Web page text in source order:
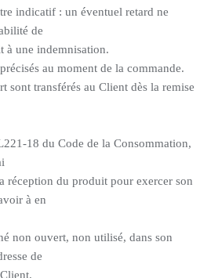
indicatif : un éventuel retard ne
de
à une indemnisation.
au moment de la commande.
sont transférés au Client dès la remise
18 du Code de la Consommation,
réception du produit pour exercer son
à en
non ouvert, non utilisé, dans son
de